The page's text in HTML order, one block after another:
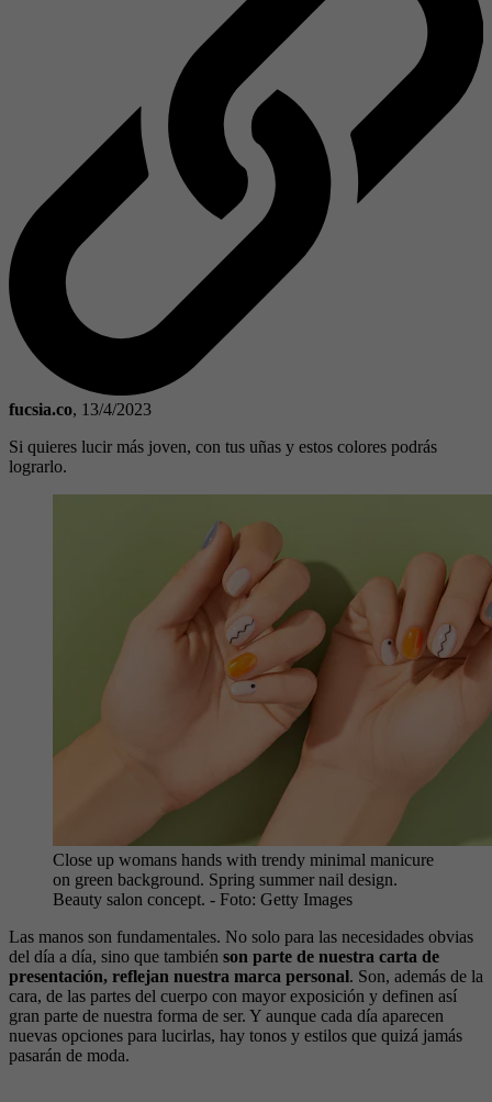
fucsia.co, 13/4/2023
Si quieres lucir más joven, con tus uñas y estos colores podrás
lograrlo.
Close up womans hands with trendy minimal manicure
on green background. Spring summer nail design.
Beauty salon concept. - Foto: Getty Images
Las manos son fundamentales. No solo para las necesidades obvias
del día a día, sino que también son parte de nuestra carta de
presentación, reflejan nuestra marca personal. Son, además de la
cara, de las partes del cuerpo con mayor exposición y definen así
gran parte de nuestra forma de ser. Y aunque cada día aparecen
nuevas opciones para lucirlas, hay tonos y estilos que quizá jamás
pasarán de moda.